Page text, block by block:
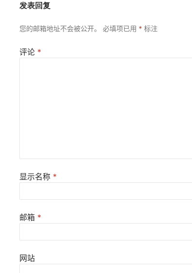
发表回复
您的邮箱地址不会被公开。 必填项已用 * 标注
评论 *
显示名称 *
邮箱 *
网站